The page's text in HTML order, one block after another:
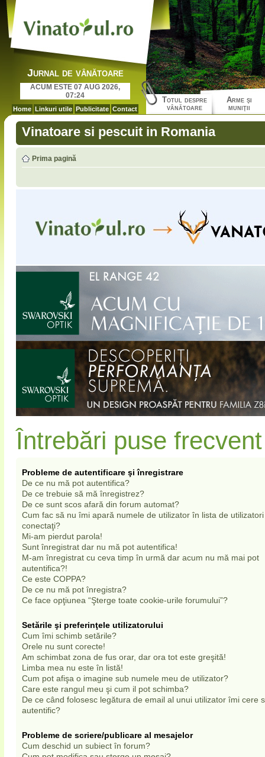
Jurnal de vânătoare
ACUM ESTE 07 AUG 2026,
07:24
Home Linkuri utile Publicitate Contact
Totul despre
vânătoare
Arme şi
muniţii
Vinatoare si pescuit in Romania
Prima pagină
Întrebări puse frecvent
Probleme de autentificare şi înregistrare
De ce nu mă pot autentifica?
De ce trebuie să mă înregistrez?
De ce sunt scos afară din forum automat?
Cum fac să nu îmi apară numele de utilizator în lista de utilizatori
conectaţi?
Mi-am pierdut parola!
Sunt înregistrat dar nu mă pot autentifica!
M-am înregistrat cu ceva timp în urmă dar acum nu mă mai pot
autentifica?!
Ce este COPPA?
De ce nu mă pot înregistra?
Ce face opţiunea “Şterge toate cookie-urile forumului”?
Setările şi preferinţele utilizatorului
Cum îmi schimb setările?
Orele nu sunt corecte!
Am schimbat zona de fus orar, dar ora tot este greşită!
Limba mea nu este în listă!
Cum pot afişa o imagine sub numele meu de utilizator?
Care este rangul meu şi cum il pot schimba?
De ce când folosesc legătura de email al unui utilizator îmi cere
autentific?
Probleme de scriere/publicare al mesajelor
Cum deschid un subiect în forum?